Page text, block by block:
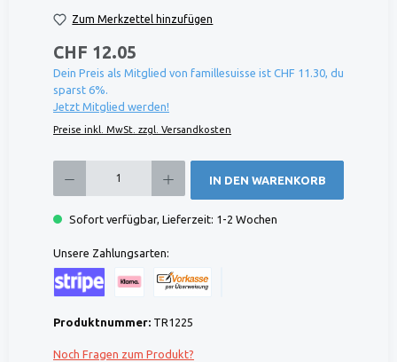
Zum Merkzettel hinzufügen
CHF 12.05
Dein Preis als Mitglied von famillesuisse ist CHF 11.30, du
sparst 6%.
Jetzt Mitglied werden!
Preise inkl. MwSt. zzgl. Versandkosten
IN DEN WARENKORB
Sofort verfügbar, Lieferzeit: 1-2 Wochen
Unsere Zahlungsarten:
Produktnummer: TR1225
Noch Fragen zum Produkt?